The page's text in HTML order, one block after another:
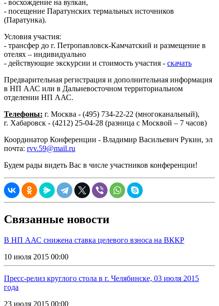
- восхождение на вулкан,
- посещение Паратунских термальных источников
(Паратунка).
Условия участия:
- трансфер до г. Петропавловск-Камчатский и размещение в
отелях – индивидуально
- действующие экскурсии и стоимость участия - скачать
Предварительная регистрация и дополнительная информация
в НП ААС или в Дальневосточном территориальном
отделении НП ААС.
Телефоны: г. Москва - (495) 734-22-22 (многоканальный),
г. Хабаровск - (4212) 25-04-28 (разница с Москвой – 7 часов)
Координатор Конференции - Владимир Васильевич Рукин, эл
почта: rvv.59@mail.ru
Будем рады видеть Вас в числе участников конференции!
Связанные новости
В НП ААС снижена ставка целевого взноса на ВККР
10 июля 2015 00:00
Пресс-релиз круглого стола в г. Челябинске, 03 июля 2015
года
23 июля 2015 00:00